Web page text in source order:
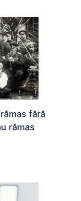
fără
rămas